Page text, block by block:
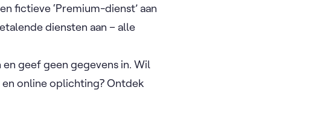
fictieve ‘Premium-dienst’ aan
diensten aan – alle
geef geen gegevens in. Wil
en online oplichting? Ontdek